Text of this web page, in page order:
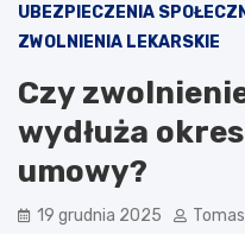
UBEZPIECZENIA
ZWOLNIENIA LEKARSKIE
Czy
wydłuża
umowy?
19 grudnia 2025